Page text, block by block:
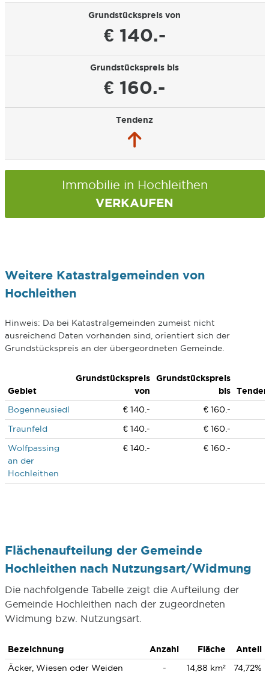
Grundstückspreis von
€ 140.-
Grundstückspreis bis
€ 160.-
Tendenz
Immobilie in Hochleithen
VERKAUFEN
Weitere Katastralgemeinden von
Hochleithen
Hinweis: Da bei Katastralgemeinden zumeist nicht
ausreichend Daten vorhanden sind, orientiert sich der
Grundstückspreis an der übergeordneten Gemeinde.
Gebiet
Grundstückspreis
von
Grundstückspreis
bis
Bogenneusiedl
€ 140.-
€ 160.-
Traunfeld
€ 140.-
€ 160.-
Wolfpassing
an der
Hochleithen
€ 140.- € 160.-
Flächenaufteilung der Gemeinde
Hochleithen nach Nutzungsart/Widmung
Die nachfolgende Tabelle zeigt die Aufteilung der
Gemeinde Hochleithen nach der zugeordneten
Widmung bzw. Nutzungsart.
Bezeichnung Anzahl Fläche
Anteil
Äcker, Wiesen oder Weiden
- 14,88 km² 74,72%